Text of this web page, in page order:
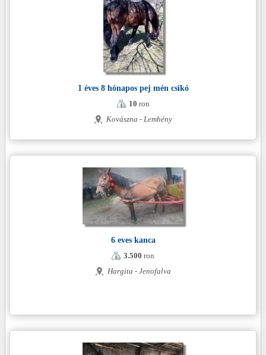
1 éves 8 hónapos pej mén csikó
10 ron
Kovászna - Lemhény
6 eves kanca
3.500 ron
Hargita - Jenofalva